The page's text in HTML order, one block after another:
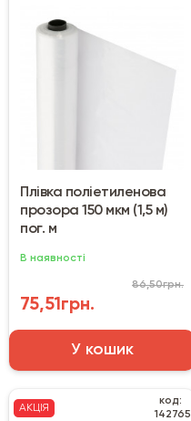
Плівка поліетиленова
прозора 150 мкм (1,5 м)
пог. м
В наявності
75,51грн.
86,50грн.
У кошик
АКЦІЯ
код:
142765